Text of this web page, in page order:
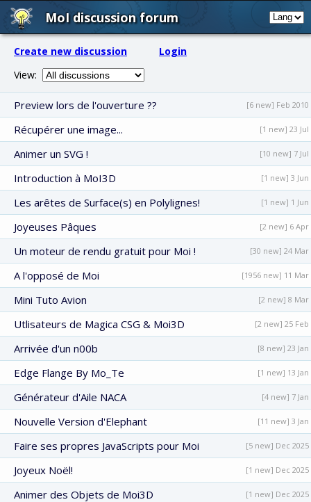
MoI discussion forum
Create new discussion
Login
View:
Preview lors de l'ouverture ?? [6 new] Feb 2010
Récupérer une image... [1 new] 23 Jul
Animer un SVG ! [10 new] 7 Jul
Introduction à MoI3D [1 new] 3 Jun
Les arêtes de Surface(s) en Polylignes! [1 new] 1 Jun
Joyeuses Pâques [2 new] 6 Apr
Un moteur de rendu gratuit pour Moi ! [30 new] 24 Mar
A l'opposé de Moi [1956 new] 11 Mar
Mini Tuto Avion [2 new] 8 Mar
Utlisateurs de Magica CSG & Moi3D [2 new] 25 Feb
Arrivée d'un n00b [8 new] 23 Jan
Edge Flange By Mo_Te [1 new] 13 Jan
Générateur d'Aile NACA [4 new] 7 Jan
Nouvelle Version d'Elephant [11 new] 3 Jan
Faire ses propres JavaScripts pour Moi [5 new] Dec 2025
Joyeux Noël! [1 new] Dec 2025
Animer des Objets de Moi3D [1 new] Dec 2025